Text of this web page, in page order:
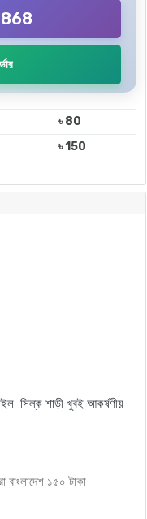
৳ 80
৳ 150
সিল্ক শাড়ী খুবই আকর্ষণীয়
বাংলাদেশ ১৫০ টাকা